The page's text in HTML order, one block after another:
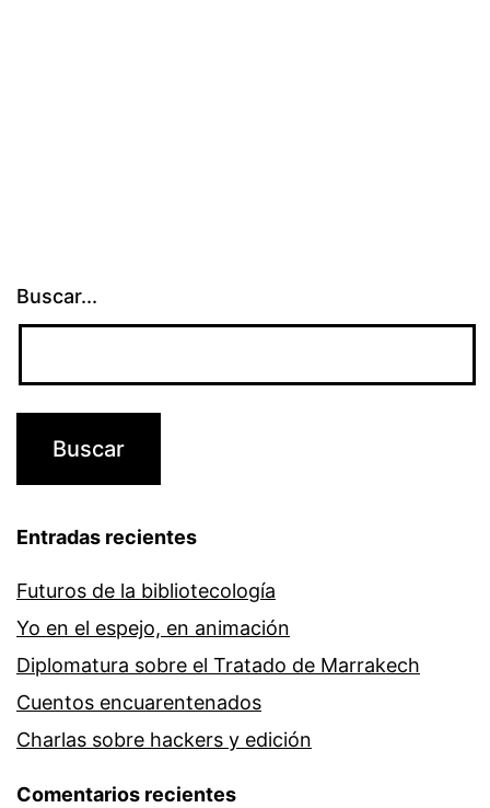
Buscar...
Entradas recientes
Futuros de la bibliotecología
Yo en el espejo, en animación
Diplomatura sobre el Tratado de Marrakech
Cuentos encuarentenados
Charlas sobre hackers y edición
Comentarios recientes